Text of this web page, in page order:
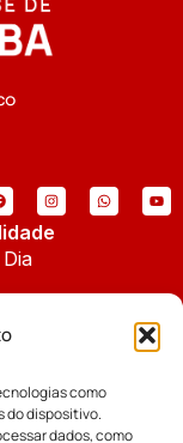
como
do dispositivo.
dados, como